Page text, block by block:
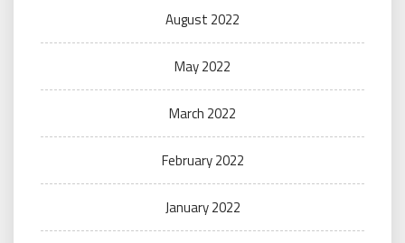
August 2022
May 2022
March 2022
February 2022
January 2022